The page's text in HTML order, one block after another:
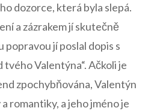
dozorce, která byla⁢ slepá.
a zázrakem jí skutečně
popravou jí​ poslal dopis s
‌tvého⁣ Valentýna“. ⁢Ačkoli⁤ je
zpochybňována, Valentýn
romantiky, a jeho jméno je